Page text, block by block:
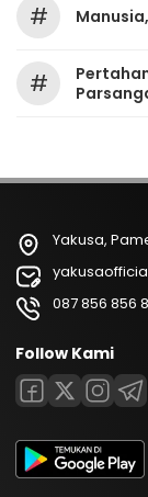
#
#
Yakusa,
087 856 856
Follow Kami